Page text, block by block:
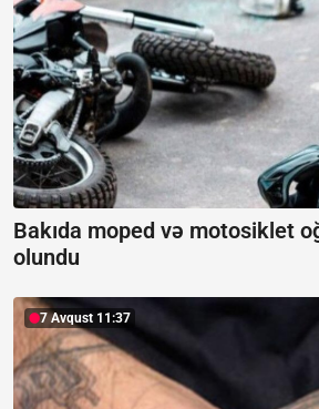
Bakıda moped və motosiklet
olundu
7 Avqust 11:37